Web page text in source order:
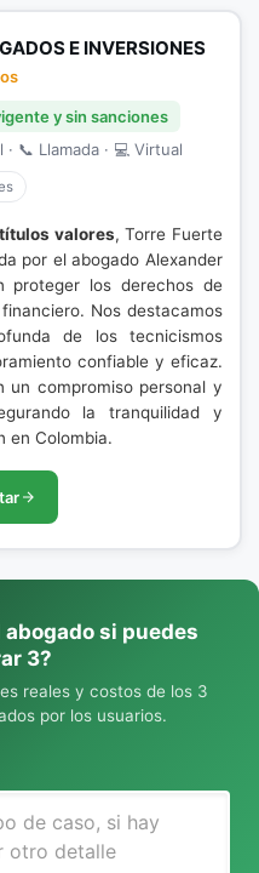
E INVERSIONES
y sin sanciones
📞 Llamada · 💻 Virtual
títulos valores, Torre Fuerte
por el abogado Alexander
proteger los derechos de
Nos destacamos
de los tecnicismos
confiable y eficaz.
un compromiso personal y
la tranquilidad y
en Colombia.
abogado si puedes
3?
reales y costos de los 3
por los usuarios.